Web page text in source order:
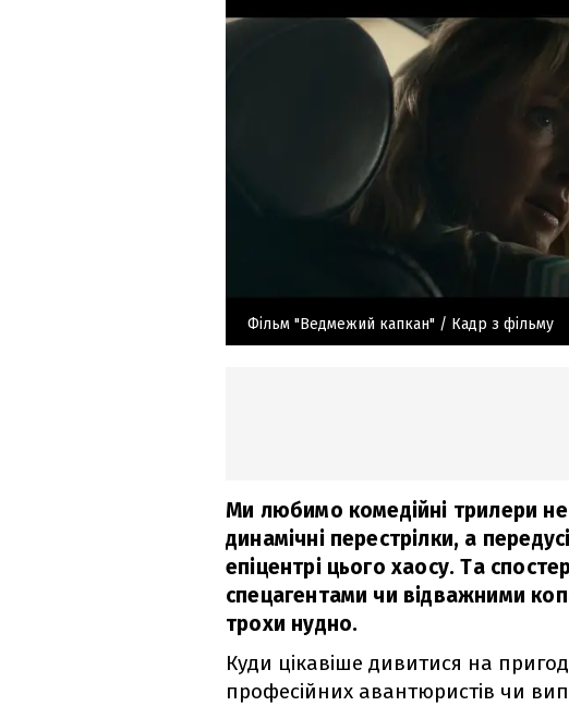
Фільм "Ведмежий капкан" / Кадр з фільму
Ми любимо комедійні трилери
динамічні перестрілки, а
епіцентрі цього хаосу. Та
спецагентами чи відважними
трохи нудно.
Куди цікавіше дивитися на
професійних авантюристів чи